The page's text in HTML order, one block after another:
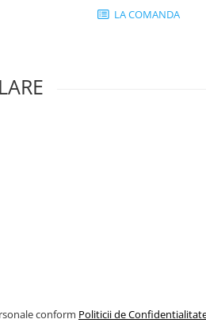
LA COMANDA
conform Politicii de